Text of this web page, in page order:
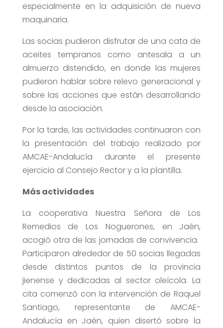
especialmente en la adquisición de nueva
maquinaria.
Las socias pudieron disfrutar de una cata de
aceites tempranos como antesala a un
almuerzo distendido, en donde las mujeres
pudieron hablar sobre relevo generacional y
sobre las acciones que están desarrollando
desde la asociación.
Por la tarde, las actividades continuaron con
la presentación del trabajo realizado por
AMCAE-Andalucía durante el presente
ejercicio al Consejo Rector y a la plantilla.
Más actividades
La cooperativa Nuestra Señora de Los
Remedios de Los Noguerones, en Jaén,
acogió otra de las jornadas de convivencia.
Participaron alrededor de 50 socias llegadas
desde distintos puntos de la provincia
jienense y dedicadas al sector oleícola. La
cita comenzó con la intervención de Raquel
Santiago, representante de AMCAE-
Andalucía en Jaén, quien disertó sobre la